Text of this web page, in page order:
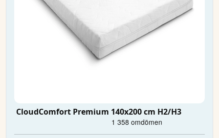
CloudComfort Premium 140x200 cm H2/H3